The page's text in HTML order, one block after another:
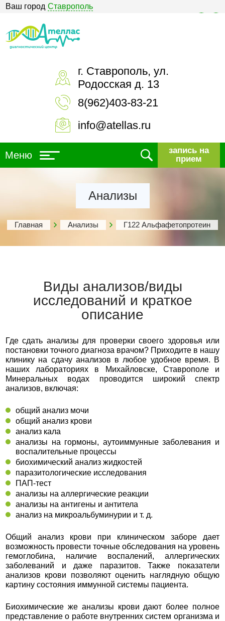
Ваш город Ставрополь
г. Ставрополь, ул.
Родосская д. 13
8(962)403-83-21
info@atellas.ru
Меню
запись на
прием
Анализы
Главная Анализы Г122 Альфафетопротеин
Виды анализов/виды
исследований и краткое
описание
Где сдать анализы для проверки своего здоровья или
постановки точного диагноза врачом? Приходите в нашу
клинику на сдачу анализов в любое удобное время. В
наших лабораториях в Михайловске, Ставрополе и
Минеральных водах проводится широкий спектр
анализов, включая:
общий анализ мочи
общий анализ крови
анализ кала
анализы на гормоны, аутоиммунные заболевания и
воспалительные процессы
биохимический анализ жидкостей
паразитологические исследования
ПАП-тест
анализы на аллергические реакции
анализы на антигены и антитела
анализ на микроальбуминурии и т. д.
Общий анализ крови при клиническом заборе дает
возможность провести точные обследования на уровень
гемоглобина, наличие воспалений, аллергических
заболеваний и даже паразитов. Также показатели
анализов крови позволяют оценить наглядную общую
картину состояния иммунной системы пациента.
Биохимические же анализы крови дают более полное
представление о работе внутренних систем организма и